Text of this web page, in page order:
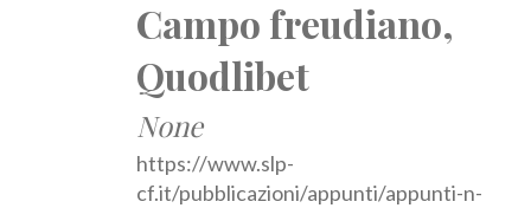
Campo freudiano,
Quodlibet
None
https://www.slp-
cf.it/pubblicazioni/appunti/appunti-n-